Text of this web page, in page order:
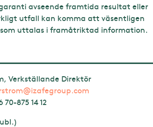
avseende framtida resultat eller
utfall kan komma att väsentligen
uttalas i framåtriktad information.
Verkställande Direktör
70-875 14 12